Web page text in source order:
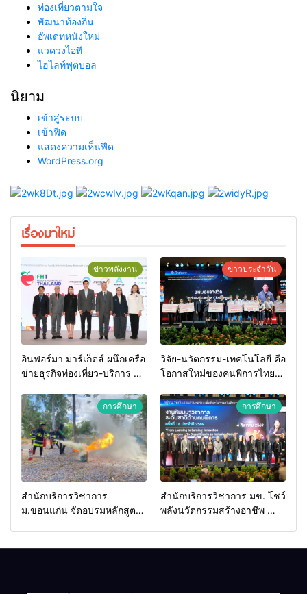
ท่องเที่ยวตามใจ
พัฒนาท้องถิ่น
อัพเดทหนังใหม่
แวดวงไอที
ไฮไลท์ฟุตบอล
นิยาม
เข้าสู่ระบบ
เข้าฟีด
แสดงความเห็นฟีด
WordPress.org
เรื่องมาใหม่
ข่าวพลังงาน
อินฟอร์มา มาร์เก็ตส์ ผนึกเครือ
ข่ายธุรกิจท่องเที่ยว-บริการ จัด
2026 เชื่อม 4 งานใหญ่ สร้าง
โอกาสธุรกิจครบวงจร ด้วย
ครับ
ข่าวประจำวัน
วิจัย-นวัตกรรม-เทคโนโลยี คือ
โอกาสใหม่ของคนพิการไทย
ประเทศ
การศึกษา
สำนักบริการวิชาการ
ม.ขอนแก่น จัดอบรมหลักสูตร
การศึกษา
สำนักบริการวิชาการ มข. โชว์
พลังนวัตกรรมสร้างอาชีพ นำ